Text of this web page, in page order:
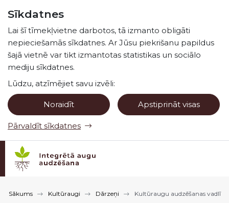
Sīkdatnes
Lai šī tīmekļvietne darbotos, tā izmanto obligāti
nepieciešamās sīkdatnes. Ar Jūsu piekrišanu papildus
šajā vietnē var tikt izmantotas statistikas un sociālo
mediju sīkdatnes.
Lūdzu, atzīmējiet savu izvēli:
Noraidīt Apstiprināt visas
Pārvaldīt sīkdatnes
Sākums Kultūraugi Dārzeņi Kultūraugu audzēšanas